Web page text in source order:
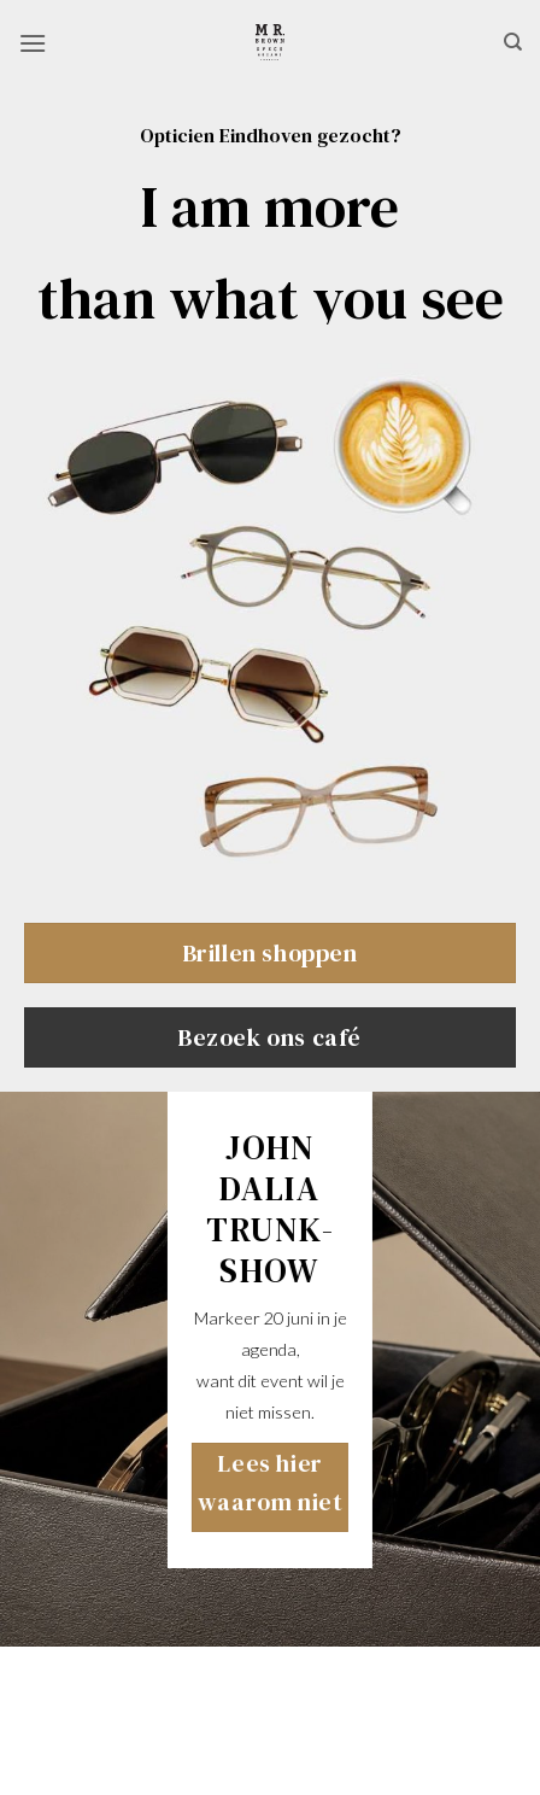
naar
Opticien Eindhoven gezocht?
I am more
than what you see
Brillen shoppen
Bezoek ons café
JOHN
DALIA
TRUNK-
SHOW
Markeer 20 juni in je
agenda,
want dit event wil je
niet missen.
Lees hier
waarom niet